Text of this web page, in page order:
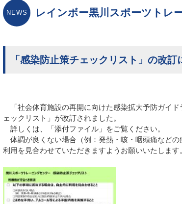
レインボー黒川スポーツトレ
「感染防止策チェックリスト」の改訂
「社会体育施設の再開に向けた感染拡大予防ガイ
ェックリスト」が改訂されました。
詳しくは、「添付ファイル」をご覧ください。
体調が良くない場合（例：発熱・咳・咽頭痛など
利用を見合わせていただきますようお願いいたします